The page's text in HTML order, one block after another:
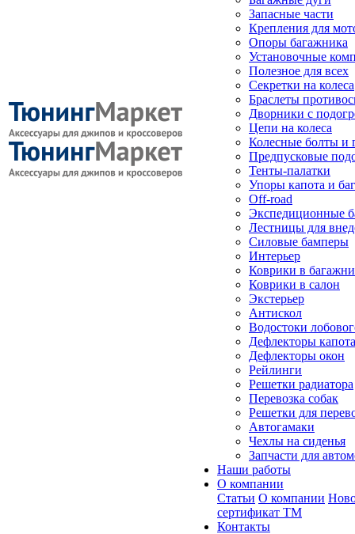
Запасные части
Крепления для
Опоры багажника
Установочные
Полезное для всех
Секретки на колеса
Браслеты
Дворники с
Цепи на колеса
Колесные болты и
Предпусковые
Тенты-палатки
Упоры капота и
Off-road
Экспедиционные
Лестницы для
Силовые бамперы
Интерьер
Коврики в
Коврики в салон
Экстерьер
Антискол
Водостоки
Дефлекторы капота
Дефлекторы окон
Рейлинги
Решетки радиатора
Перевозка собак
Решетки для
Автогамаки
Чехлы на сиденья
Запчасти для
Наши работы
О компании
Статьи О компании
сертификат ТМ
Контакты